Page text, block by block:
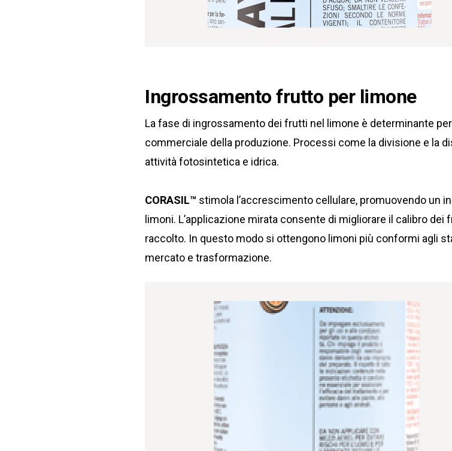
Ingrossamento frutto per limone
La fase di ingrossamento dei frutti nel limone è determinante
commerciale della produzione. Processi come la divisione e la
attività fotosintetica e idrica.
CORASIL™ stimola l’accrescimento cellulare, promuovendo un
limoni. L’applicazione mirata consente di migliorare il calibro dei
raccolto. In questo modo si ottengono limoni più conformi agli
mercato e trasformazione.